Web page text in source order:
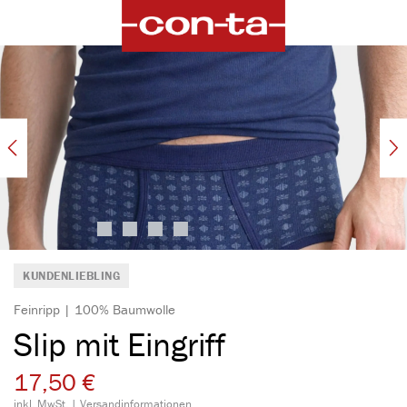
Bildergalerie überspringen
KUNDENLIEBLING
Feinripp | 100% Baumwolle
Slip mit Eingriff
17,50 €
inkl. MwSt. | Versandinformationen